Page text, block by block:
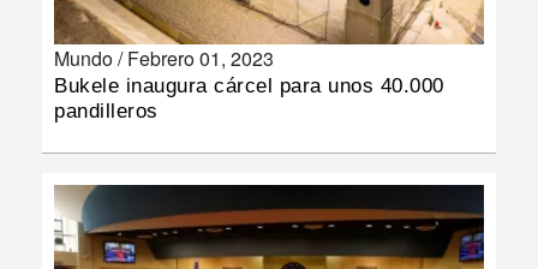
DEPORTES
MUNDO
INSÓLITAS
MULTIMEDIA
Mundo /Febrero 01, 2023
Bukele inaugura cárcel para unos 40.000
pandilleros